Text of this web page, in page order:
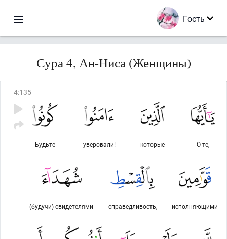
Гость
Сура 4, Ан-Ниса (Женщины)
4:135
О те,
которые
уверовали!
Будьте
исполняющими
справедливость,
(будучи) свидетелями